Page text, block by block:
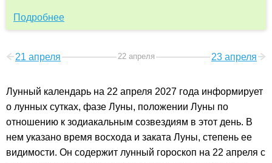
Подробнее
21 апреля 22 апреля 23 апреля
Лунный календарь на 22 апреля 2027 года информирует
о лунных сутках, фазе Луны, положении Луны по
отношению к зодиакальным созвездиям в этот день. В
нем указано время восхода и заката Луны, степень ее
видимости. Он содержит лунный гороскоп на 22 апреля с